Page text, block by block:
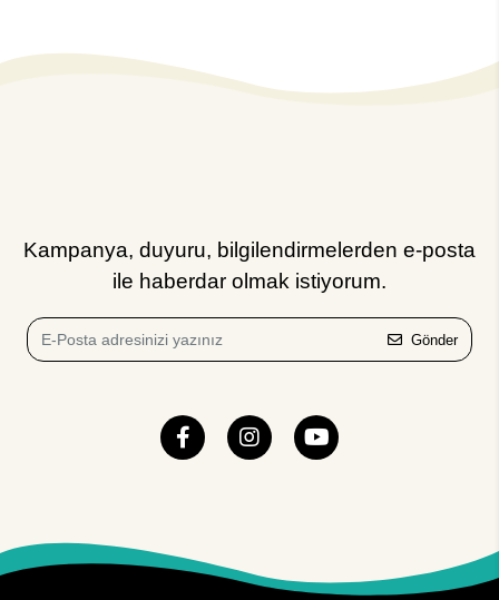
Kampanya, duyuru, bilgilendirmelerden e-posta
ile haberdar olmak istiyorum.
Gönder